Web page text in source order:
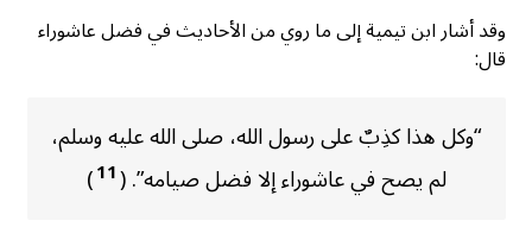
وقد أشار ابن تيمية إلى ما روي من الأحاديث في فضل عاشوراء
قال:
“وكل هذا كذِبٌ على رسول الله، صلى الله عليه وسلم،
لم يصح في عاشوراء إلا فضل صيامه”. (11
)